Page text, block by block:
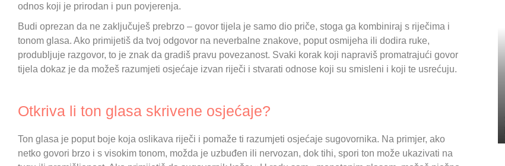
odnos koji je prirodan i pun povjerenja.
Budi oprezan da ne zaključuješ prebrzo – govor tijela je samo dio priče, stoga ga kombiniraj s riječima i
tonom glasa. Ako primijetiš da tvoj odgovor na neverbalne znakove, poput osmijeha ili dodira ruke,
produbljuje razgovor, to je znak da gradiš pravu povezanost. Svaki korak koji napraviš promatrajući govor
tijela dokaz je da možeš razumjeti osjećaje izvan riječi i stvarati odnose koji su smisleni i koji te usrećuju.
Otkriva li ton glasa skrivene osjećaje?
Ton glasa je poput boje koja oslikava riječi i pomaže ti razumjeti osjećaje sugovornika. Na primjer, ako
netko govori brzo i s visokim tonom, možda je uzbuđen ili nervozan, dok tihi, spori ton može ukazivati na